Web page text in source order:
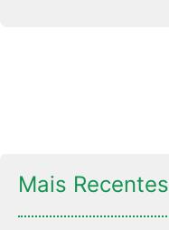
Mais Recentes